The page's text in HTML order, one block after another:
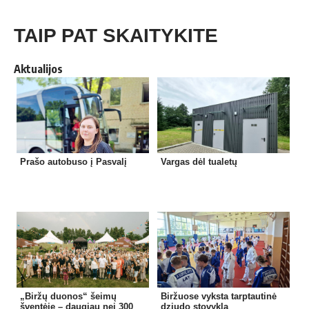
TAIP PAT SKAITYKITE
Aktualijos
Prašo autobuso į Pasvalį Vargas dėl tualetų
„Biržų duonos“ šeimų
šventėje – daugiau nei 300
Biržuose vyksta tarptautinė
dziudo stovykla